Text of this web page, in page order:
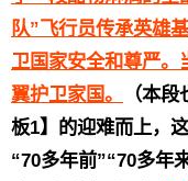
队”飞行员传承英雄
卫国家安全和尊严。
翼护卫家国。
（本
板1】的迎难而上，
“70多年前”“70多年